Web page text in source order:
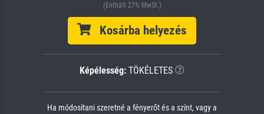
(Enthält 27% MwSt.)
Kosárba helyezés
Képélesség: TÖKÉLETES
Ha módosítani szeretné a fényerőt és a színt, vagy a